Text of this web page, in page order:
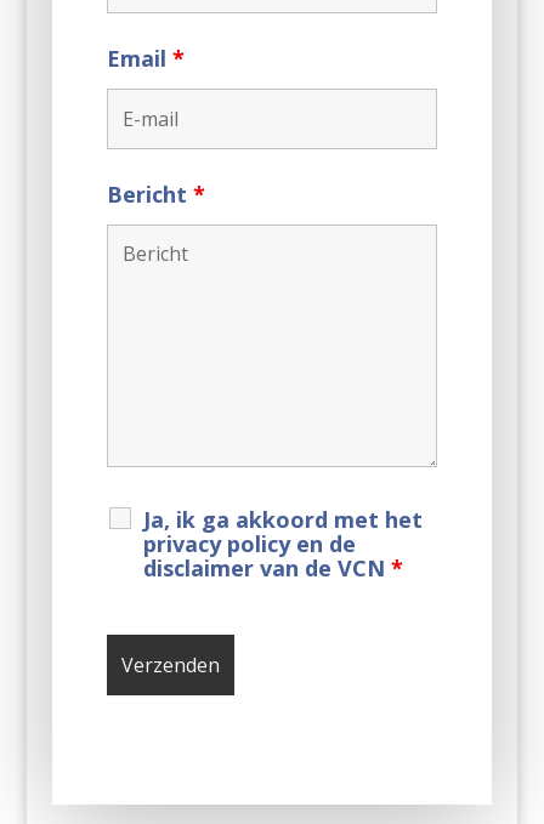
Email *
Bericht *
Ja, ik ga akkoord met het
privacy policy en de
disclaimer van de VCN *